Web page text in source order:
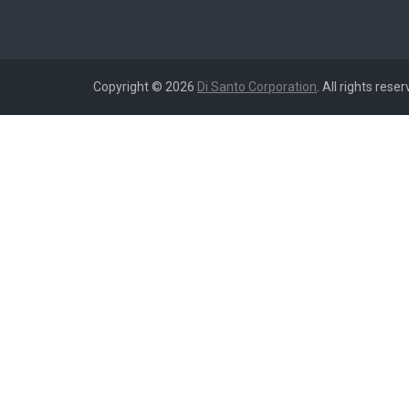
Copyright © 2026 Di Santo Corporation . All rights